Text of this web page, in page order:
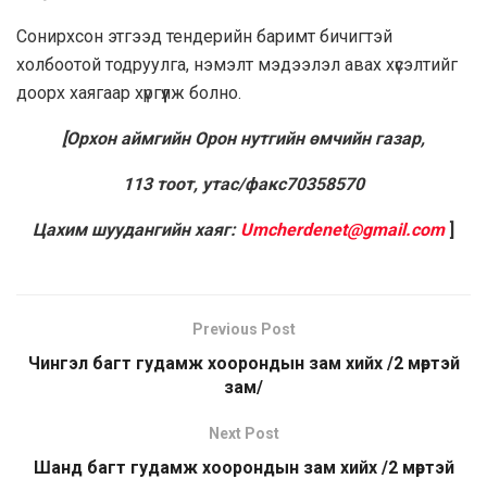
Сонирхсон этгээд тендерийн баримт бичигтэй
холбоотой тодруулга, нэмэлт мэдээлэл авах хүсэлтийг
доорх хаягаар хүргүүлж болно.
[Орхон аймгийн Орон нутгийн өмчийн газар,
113 тоот, утас/факс70358570
Цахим шуудангийн хаяг: Umcherdenet@gmail.com ]
Previous Post
Чингэл багт гудамж хоорондын зам хийх /2 мөртэй
зам/
Next Post
Шанд багт гудамж хоорондын зам хийх /2 мөртэй